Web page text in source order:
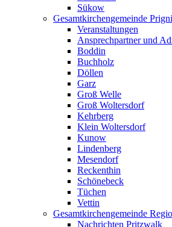
Sükow
Gesamtkirchengemeinde
Veranstaltungen
Ansprechpartner und
Boddin
Buchholz
Döllen
Garz
Groß Welle
Groß Woltersdorf
Kehrberg
Klein Woltersdorf
Kunow
Lindenberg
Mesendorf
Reckenthin
Schönebeck
Tüchen
Vettin
Gesamtkirchengemeinde
Nachrichten Pritzwalk